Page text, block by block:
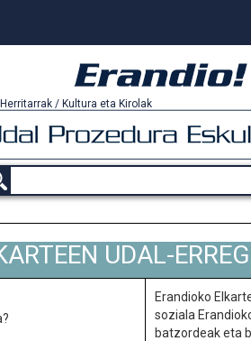
Herritarrak / Kultura eta Kirolak
UDAL-
Erandioko
soziala
batzordeak eta